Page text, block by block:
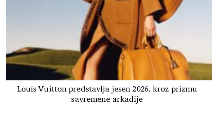
Louis Vuitton predstavlja jesen 2026. kroz prizmu
savremene arkadije